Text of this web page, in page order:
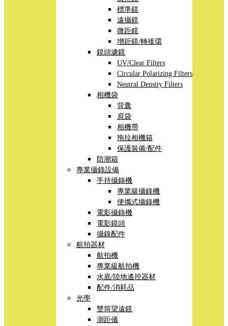
標準鏡
遠攝鏡
微距鏡
增距鏡/轉接環
鏡頭濾鏡
UV/Clear Filters
Circular Polarizing Filters
Neutral Density Filters
相機袋
背囊
肩袋
相機帶
拖拉相機箱
保護裝備/配件
防潮箱
專業攝錄設備
手持攝錄機
專業級攝錄機
便攜式攝錄機
電影攝錄機
電影鏡頭
攝錄配件
航拍器材
航拍機
專業級航拍機
水底/陸地遙控器材
配件/消耗品
光學
雙筒望遠鏡
測距儀